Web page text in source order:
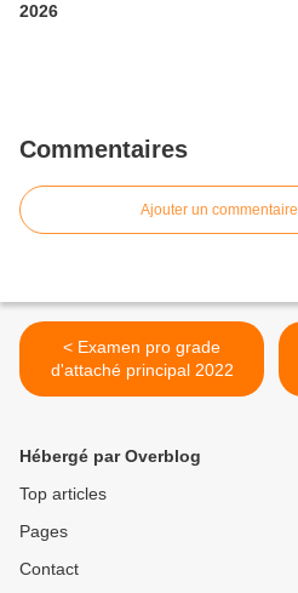
2026
Commentaires
Ajouter un commentaire
< Examen pro grade
d'attaché principal 2022
Hébergé par Overblog
Top articles
Pages
Contact